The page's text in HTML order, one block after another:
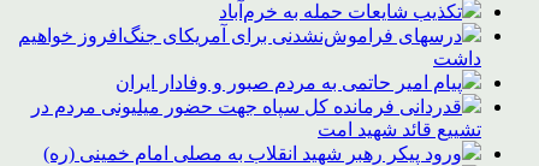
تکذیب شایعات حمله به خرم‌آباد
درسهای فراموش‌نشدنی برای آمریکای جنگ‌افروز خواهیم
داشت
پیام امیر حاتمی به مردم صبور و وفادار ایران
قدردانی فرمانده کل سپاه جهت حضور میلیونی مردم در
تشییع قائد شهید امت
ورود پیکر رهبر شهید انقلاب به مصلی امام خمینی (ره)